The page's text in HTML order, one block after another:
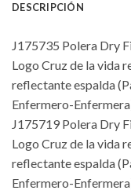
DESCRIPCIÓN
J175735 Polera Dry
Logo Cruz de la vida
reflectante espalda
Enfermero-
J175719 Polera Dry
Logo Cruz de la vida
reflectante espalda
Enfermero-